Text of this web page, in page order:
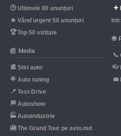
🕒 Ultimele 80 anunțuri
🔥 Vând urgent 50 anunțuri
🏆Top 50 vizitate
📰 Media
📰 Știri auto
🌟 Auto tuning
📍 Test-Drive
🏁 Autoshow
🏭 Autoindustrie
🎦 The Grand Tour pe avto.md
➕
🌐
📞
👓
💼